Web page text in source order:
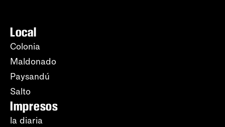
Local
Colonia
Maldonado
Paysandú
Salto
Impresos
la diaria